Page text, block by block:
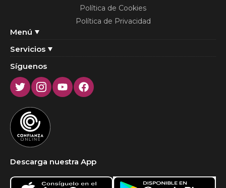
Menú
Servicios
Política de Cookies
Política de Privacidad
Síguenos
TwitterInstagram
YoutubeFacebook
Descarga nuestra App